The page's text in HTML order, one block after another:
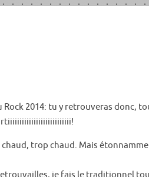
2014: tu y retrouveras donc,
trop chaud. Mais